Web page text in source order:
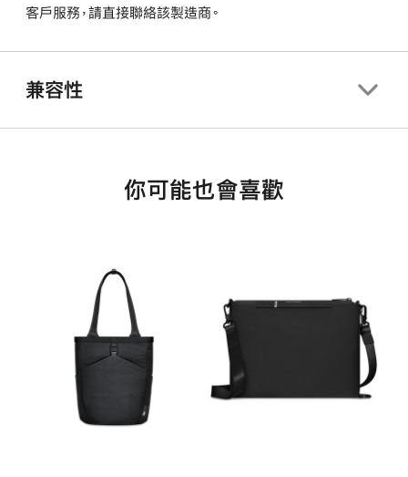
客戶服務，請直接聯絡該製造商。
兼容性
你可能也會喜歡